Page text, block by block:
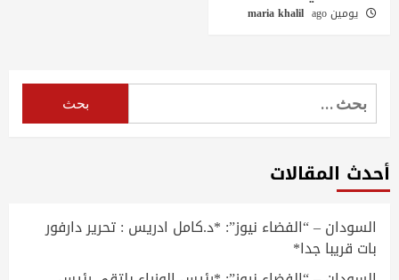
يومين ago maria khalil
البحث
عن:
أحدث المقالات
السودان – “الفضاء نيوز”: *د.كامل ادريس : تحرير دارفور
بات قريبا جدا*